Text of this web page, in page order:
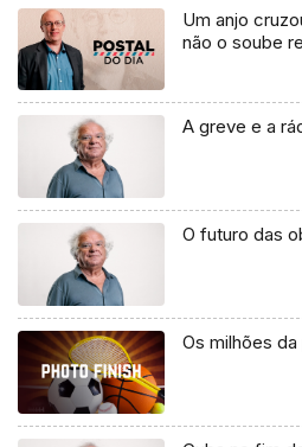
Um anjo
não o soube
A greve e a
O futuro das
Os milhões da